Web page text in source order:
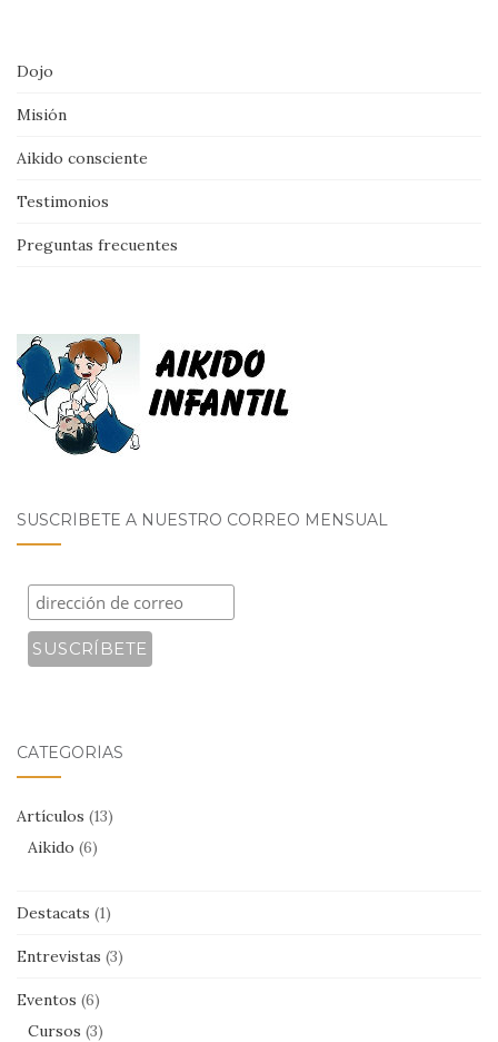
Dojo
Misión
Aikido consciente
Testimonios
Preguntas frecuentes
SUSCRÍBETE A NUESTRO CORREO MENSUAL
CATEGORÍAS
Artículos (13)
Aikido (6)
Destacats (1)
Entrevistas (3)
Eventos (6)
Cursos (3)